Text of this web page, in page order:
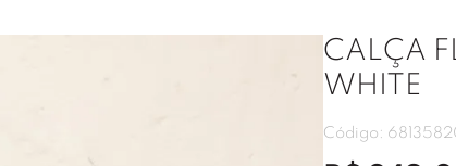
CALÇA
WHITE
Código: